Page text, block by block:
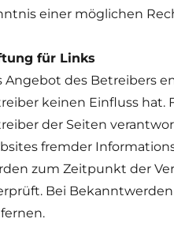
einer möglichen
für Links
Angebot des Betreibers
keinen Einfluss hat.
der Seiten
fremder
zum Zeitpunkt der
Bei